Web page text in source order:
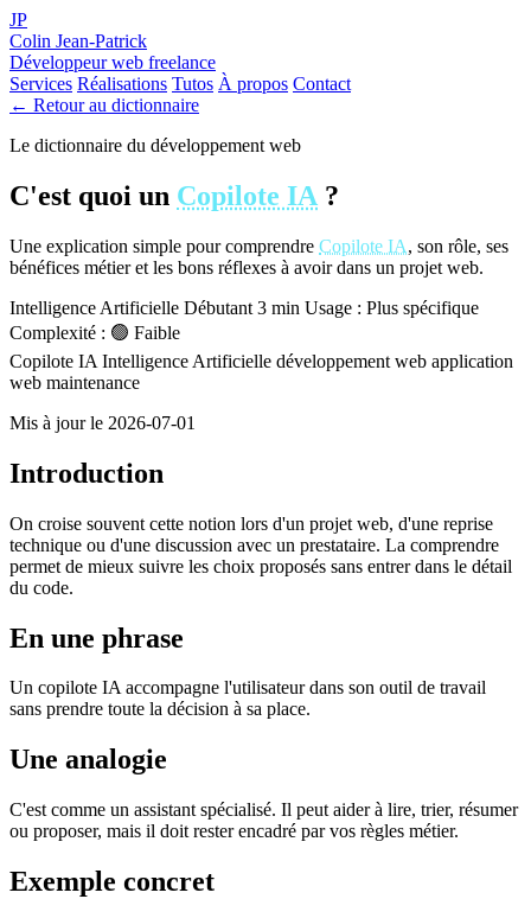
JP
Colin Jean-Patrick
Développeur web freelance
Services Réalisations Tutos À propos Contact
← Retour au dictionnaire
Le dictionnaire du développement web
C'est quoi un Copilote IA ?
Une explication simple pour comprendre Copilote IA, son rôle, ses
bénéfices métier et les bons réflexes à avoir dans un projet web.
Intelligence Artificielle Débutant 3 min Usage : Plus spécifique
Complexité : 🟢 Faible
Copilote IA Intelligence Artificielle développement web application
web maintenance
Mis à jour le 2026-07-01
Introduction
On croise souvent cette notion lors d'un projet web, d'une reprise
technique ou d'une discussion avec un prestataire. La comprendre
permet de mieux suivre les choix proposés sans entrer dans le détail
du code.
En une phrase
Un copilote IA accompagne l'utilisateur dans son outil de travail
sans prendre toute la décision à sa place.
Une analogie
C'est comme un assistant spécialisé. Il peut aider à lire, trier, résumer
ou proposer, mais il doit rester encadré par vos règles métier.
Exemple concret